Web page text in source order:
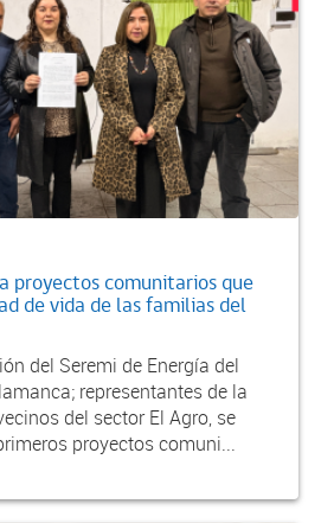
proyectos comunitarios que
de vida de las familias del
del Seremi de Energía del
representantes de la
del sector El Agro, se
proyectos comuni...